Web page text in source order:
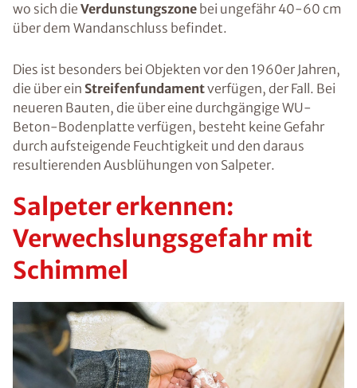
wo sich die Verdunstungszone bei ungefähr 40-60 cm
über dem Wandanschluss befindet.
Dies ist besonders bei Objekten vor den 1960er Jahren,
die über ein Streifenfundamentverfügen, der Fall. Bei
neueren Bauten, die über eine durchgängige WU-
Beton-Bodenplatte verfügen, besteht keine Gefahr
durch aufsteigende Feuchtigkeit und den daraus
resultierenden Ausblühungen von Salpeter.
Salpeter erkennen:
Verwechslungsgefahr mit
Schimmel